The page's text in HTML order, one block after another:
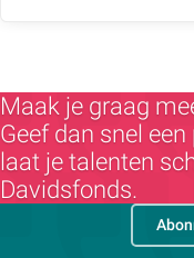
Maak je graag
Geef dan snel
laat je talenten
Davidsfonds.